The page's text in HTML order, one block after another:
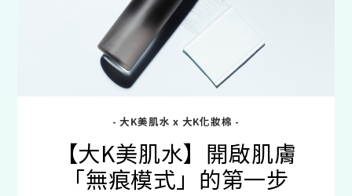
- 大K美肌水 x 大K化妝棉 -
【大K美肌水】開啟肌膚
「無痕模式」的第一步